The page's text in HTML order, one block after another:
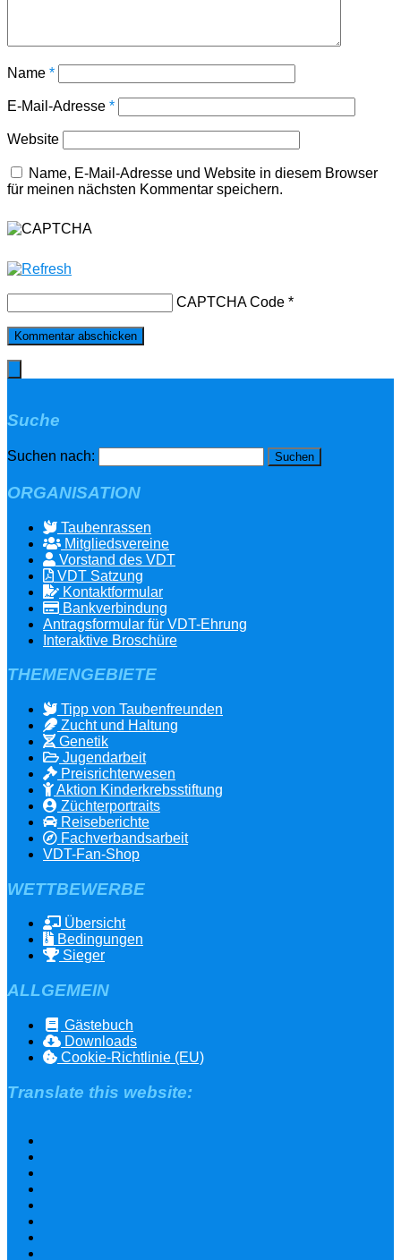
Name *
E-Mail-Adresse *
Website
Name, E-Mail-Adresse und Website in diesem Browser
für meinen nächsten Kommentar speichern.
CAPTCHA Code *
Suche
Suchen nach:
ORGANISATION
Taubenrassen
Mitgliedsvereine
Vorstand des VDT
VDT Satzung
Kontaktformular
Bankverbindung
Antragsformular für VDT-Ehrung
Interaktive Broschüre
THEMENGEBIETE
Tipp von Taubenfreunden
Zucht und Haltung
Genetik
Jugendarbeit
Preisrichterwesen
Aktion Kinderkrebsstiftung
Züchterportraits
Reiseberichte
Fachverbandsarbeit
VDT-Fan-Shop
WETTBEWERBE
Übersicht
Bedingungen
Sieger
ALLGEMEIN
Gästebuch
Downloads
Cookie-Richtlinie (EU)
Translate this website: